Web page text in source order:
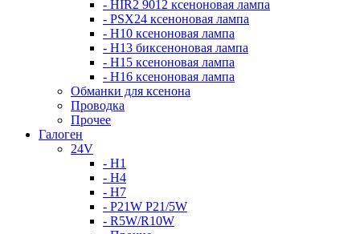
- HIR2 9012 ксеноновая лампа
- PSX24 ксеноновая лампа
- H10 ксеноновая лампа
- H13 биксеноновая лампа
- H15 ксеноновая лампа
- H16 ксеноновая лампа
Обманки для ксенона
Проводка
Прочее
Галоген
24V
- H1
- H4
- H7
- P21W P21/5W
- R5W/R10W